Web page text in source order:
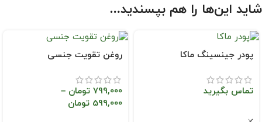
شاید این‌ها را هم بپسندید…
پودر جینسینگ ماکا
تماس بگیرید
روغن تقویت جنسی
799,000 تومان –
599,000 تومان